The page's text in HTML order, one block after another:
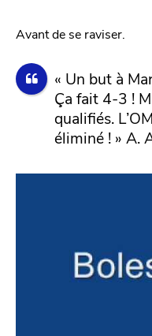
Avant de se raviser.
« Un but à
Ça fait 4-3 !
qualifiés.
éliminé ! » A.